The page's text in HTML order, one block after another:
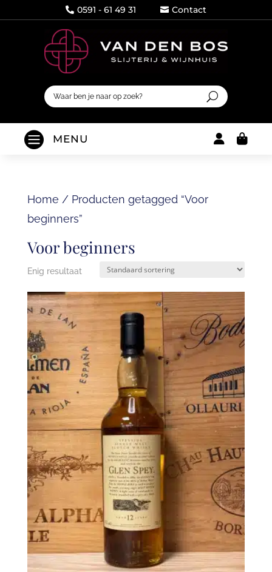
 0591 - 61 49 31  Contact
 MENU 
Home / Producten getagged “Voor
beginners”
Voor beginners
Enig resultaat